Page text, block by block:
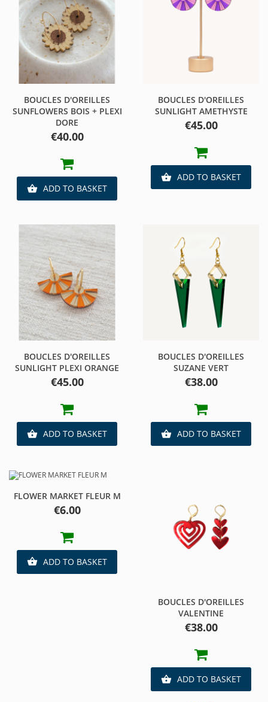
BOUCLES D'OREILLES
SUNFLOWERS BOIS + PLEXI
DORE
Price
€40.00
 ADD TO BASKET
BOUCLES D'OREILLES
SUNLIGHT AMETHYSTE
Price
€45.00
 ADD TO BASKET
BOUCLES D'OREILLES
SUNLIGHT PLEXI ORANGE
Price
€45.00
 ADD TO BASKET
BOUCLES D'OREILLES
SUZANE VERT
Price
€38.00
 ADD TO BASKET
FLOWER MARKET FLEUR M
Price
€6.00
 ADD TO BASKET
BOUCLES D'OREILLES
VALENTINE
Price
€38.00
 ADD TO BASKET